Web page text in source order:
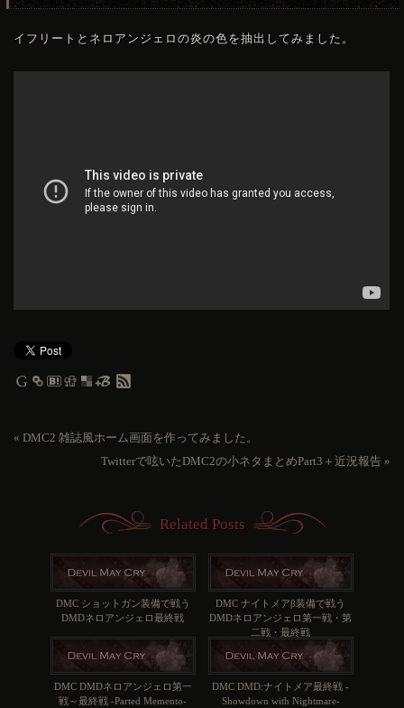
イフリートとネロアンジェロの炎の色を抽出してみました。
«DMC2 雑誌風ホーム画面を作ってみました。
Twitterで呟いたDMC2の小ネタまとめPart3＋近況報告»
Related Posts
DMC ショットガン装備で戦う
DMDネロアンジェロ最終戦
DMC ナイトメアβ装備で戦う
DMDネロアンジェロ第一戦・第
二戦・最終戦
DMC DMDネロアンジェロ第一
戦～最終戦 -Parted Memento-
DMC DMD:ナイトメア最終戦 -
Showdown with Nightmare-